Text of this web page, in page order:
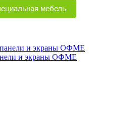
мебель
и экраны ОФМЕ